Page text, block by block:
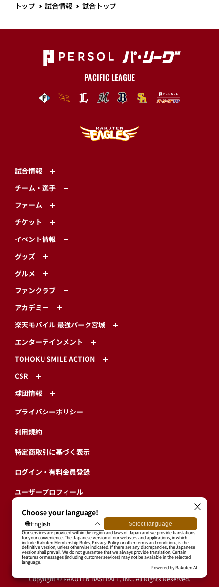
トップ 試合情報 試合トップ
PACIFIC LEAGUE
試合情報
チーム・選手
ファーム
チケット
イベント情報
グッズ
グルメ
ファンクラブ
アカデミー
楽天モバイル 最強パーク宮城
エンターテインメント
TOHOKU SMILE ACTION
CSR
球団情報
プライバシーポリシー
利用規約
特定商取引に基づく表示
ログイン・有料会員登録
ユーザープロフィール
会員情報引継ぎ
退会
Copyright © RAKUTEN BASEBALL, INC. All Rights Reserved.